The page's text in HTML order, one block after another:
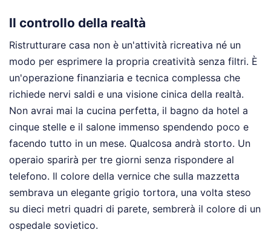
Il controllo della realtà
Ristrutturare casa non è un'attività ricreativa né un
modo per esprimere la propria creatività senza filtri. È
un'operazione finanziaria e tecnica complessa che
richiede nervi saldi e una visione cinica della realtà.
Non avrai mai la cucina perfetta, il bagno da hotel a
cinque stelle e il salone immenso spendendo poco e
facendo tutto in un mese. Qualcosa andrà storto. Un
operaio sparirà per tre giorni senza rispondere al
telefono. Il colore della vernice che sulla mazzetta
sembrava un elegante grigio tortora, una volta steso
su dieci metri quadri di parete, sembrerà il colore di un
ospedale sovietico.